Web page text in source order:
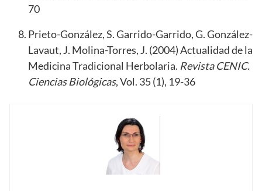
70
Prieto-González, S. Garrido-Garrido, G. González-
Lavaut, J. Molina-Torres, J. (2004) Actualidad de la
Medicina Tradicional Herbolaria. Revista CENIC.
Ciencias Biológicas, Vol. 35 (1), 19-36